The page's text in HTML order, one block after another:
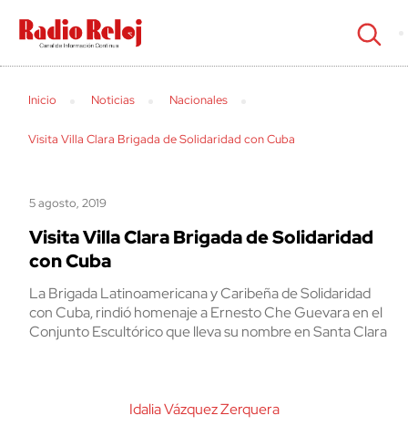
cerrar
Inicio Noticias Nacionales
Visita Villa Clara Brigada de Solidaridad con Cuba
5 agosto, 2019
Visita Villa Clara Brigada de Solidaridad
con Cuba
La Brigada Latinoamericana y Caribeña de Solidaridad
con Cuba, rindió homenaje a Ernesto Che Guevara en el
Conjunto Escultórico que lleva su nombre en Santa Clara
Idalia Vázquez Zerquera